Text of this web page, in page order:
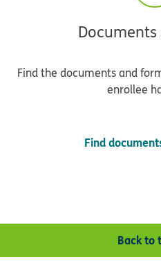
Find the documents and
enrollee
Find
Back to